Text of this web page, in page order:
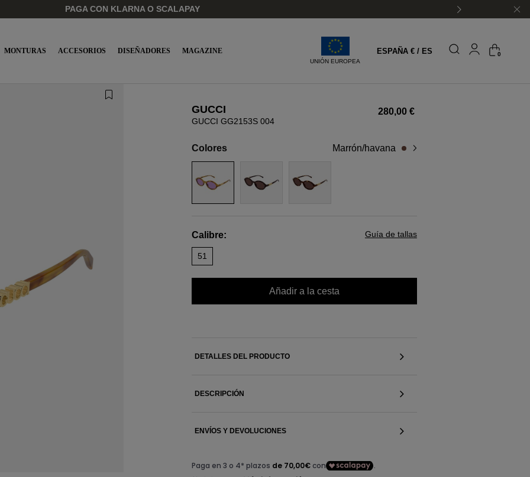
PAGA CON KLARNA O SCALAPAY
MONTURAS ACCESORIOS DISEÑADORES MAGAZINE
UNIÓN EUROPEA
ESPAÑA € / ES 0
GUCCI
GUCCI GG2153S 004
280,00 €
Colores marrón/havana
Calibre: Guía de tallas
51
Añadir a la cesta
DETALLES DEL PRODUCTO
DESCRIPCIÓN
ENVÍOS Y DEVOLUCIONES